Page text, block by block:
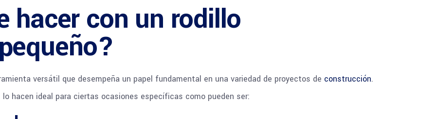
hacer con un rodillo
versátil que desempeña un papel fundamental en una variedad de proyectos de construcción.
hacen ideal para ciertas ocasiones específicas como pueden ser: